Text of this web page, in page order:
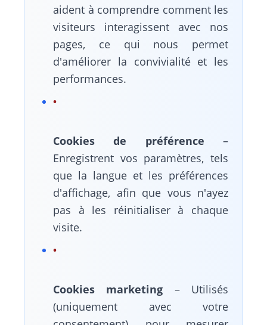
aident à comprendre comment les
visiteurs interagissent avec nos
pages, ce qui nous permet
d'améliorer la convivialité et les
performances.
Cookies de préférence –
Enregistrent vos paramètres, tels
que la langue et les préférences
d'affichage, afin que vous n'ayez
pas à les réinitialiser à chaque
visite.
Cookies marketing – Utilisés
(uniquement avec votre